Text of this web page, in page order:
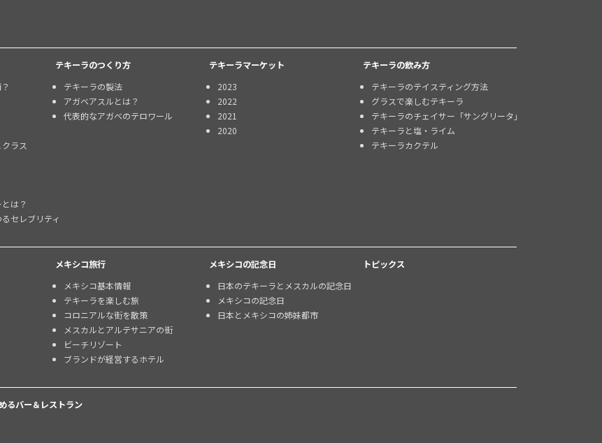
ラス
は？
セレブリティ
テキーラのつくり方
テキーラの製法
アガベアスルとは？
代表的なアガベのテロワール
テキーラマーケット
2023
2022
2021
2020
テキーラの飲み方
テキーラのテイスティング方法
グラスで楽しむテキーラ
テキーラのチェイサー「サングリータ」
テキーラと塩・ライム
テキーラカクテル
メキシコ旅行
メキシコ基本情報
テキーラを楽しむ旅
コロニアルな街を散策
メスカルとアルテサニアの街
ビーチリゾート
ブランドが経営するホテル
メキシコの記念日
日本のテキーラとメスカルの記念日
メキシコの記念日
日本とメキシコの姉妹都市
トピックス
るバー＆レストラン